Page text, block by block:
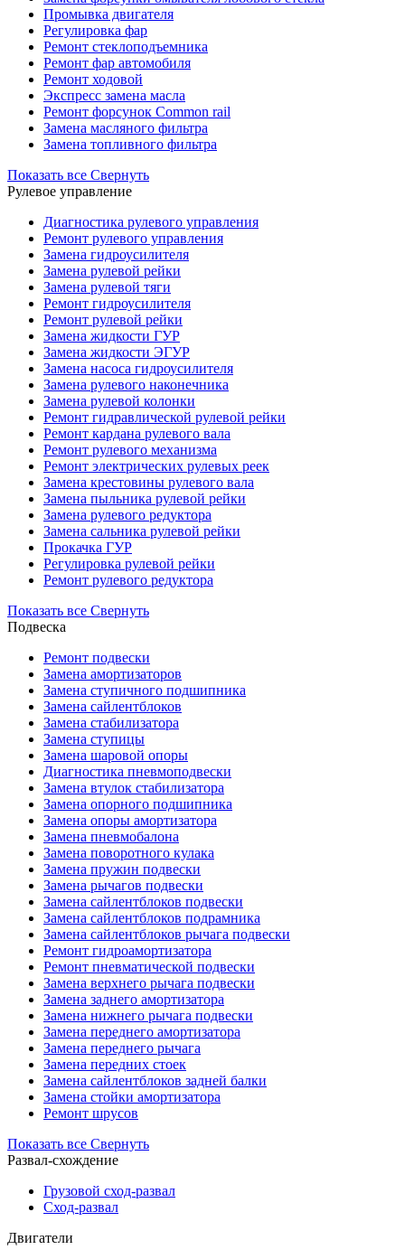
Промывка двигателя
Регулировка фар
Ремонт стеклоподъемника
Ремонт фар автомобиля
Ремонт ходовой
Экспресс замена масла
Ремонт форсунок Common rail
Замена масляного фильтра
Замена топливного фильтра
Показать все Свернуть
Рулевое управление
Диагностика рулевого управления
Ремонт рулевого управления
Замена гидроусилителя
Замена рулевой рейки
Замена рулевой тяги
Ремонт гидроусилителя
Ремонт рулевой рейки
Замена жидкости ГУР
Замена жидкости ЭГУР
Замена насоса гидроусилителя
Замена рулевого наконечника
Замена рулевой колонки
Ремонт гидравлической рулевой рейки
Ремонт кардана рулевого вала
Ремонт рулевого механизма
Ремонт электрических рулевых реек
Замена крестовины рулевого вала
Замена пыльника рулевой рейки
Замена рулевого редуктора
Замена сальника рулевой рейки
Прокачка ГУР
Регулировка рулевой рейки
Ремонт рулевого редуктора
Показать все Свернуть
Подвеска
Ремонт подвески
Замена амортизаторов
Замена ступичного подшипника
Замена сайлентблоков
Замена стабилизатора
Замена ступицы
Замена шаровой опоры
Диагностика пневмоподвески
Замена втулок стабилизатора
Замена опорного подшипника
Замена опоры амортизатора
Замена пневмобалона
Замена поворотного кулака
Замена пружин подвески
Замена рычагов подвески
Замена сайлентблоков подвески
Замена сайлентблоков подрамника
Замена сайлентблоков рычага подвески
Ремонт гидроамортизатора
Ремонт пневматической подвески
Замена верхнего рычага подвески
Замена заднего амортизатора
Замена нижнего рычага подвески
Замена переднего амортизатора
Замена переднего рычага
Замена передних стоек
Замена сайлентблоков задней балки
Замена стойки амортизатора
Ремонт шрусов
Показать все Свернуть
Развал-схождение
Грузовой сход-развал
Сход-развал
Двигатели